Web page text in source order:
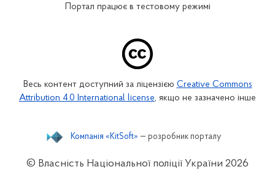
Портал працює в тестовому режимі
Весь контент доступний за ліцензією Creative Commons
Attribution 4.0 International license, якщо не зазначено інше
© Власність Національної поліції України 2026
Компанія «KitSoft» — розробник порталу